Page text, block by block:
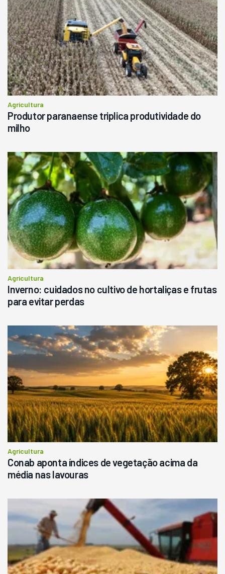
Agricultura
Produtor paranaense triplica produtividade do
milho
Agricultura
Inverno: cuidados no cultivo de hortaliças e frutas
para evitar perdas
Agricultura
Conab aponta índices de vegetação acima da
média nas lavouras